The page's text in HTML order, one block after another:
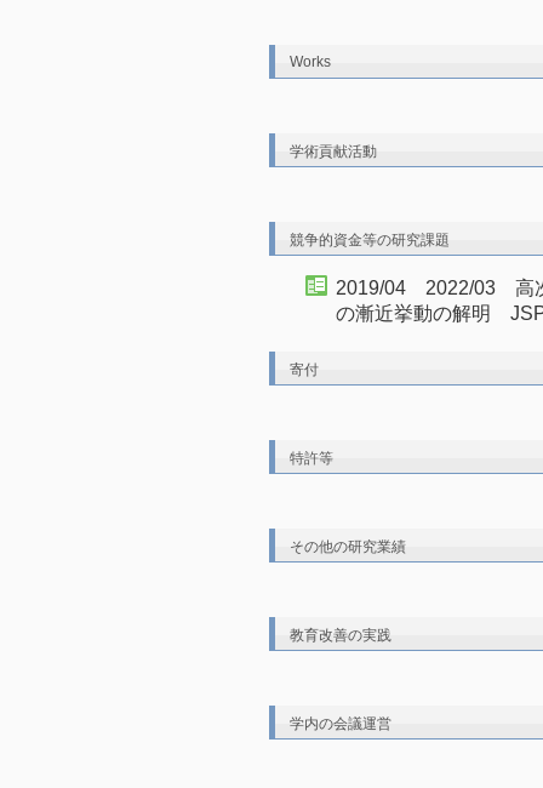
Works
学術貢献活動
競争的資金等の研究課題
2019/04 2022/03 高
の漸近挙動の解明
寄付
特許等
その他の研究業績
教育改善の実践
学内の会議運営